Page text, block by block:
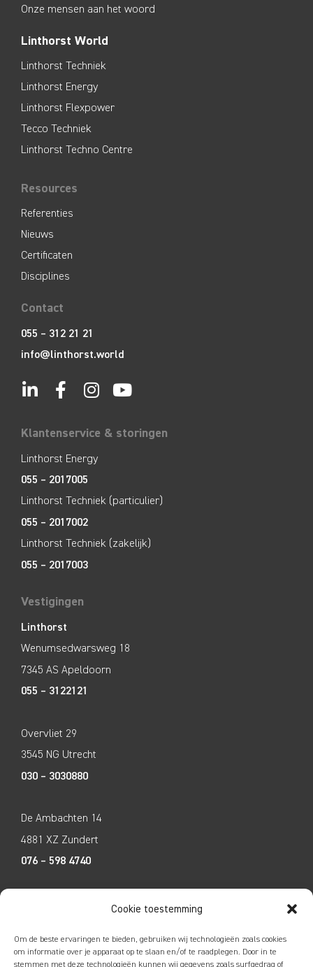
Cookie toestemming
Om de beste ervaringen te bieden, gebruiken wij technologieën zoals cookies
om informatie over je apparaat op te slaan en/of te raadplegen. Door in te
stemmen met deze technologieën kunnen wij gegevens zoals surfgedrag of
Onze mensen aan het woord
Linthorst World
Linthorst Techniek
Linthorst Energy
Linthorst Flexpower
Tecco Techniek
Linthorst Techno Centre
Resources
Referenties
Nieuws
Certificaten
Disciplines
Contact
055 – 312 21 21
info@linthorst.world
Klantenservice & storingen
Linthorst Energy
055 – 2017005
Linthorst Techniek (particulier)
055 – 2017002
Linthorst Techniek (zakelijk)
055 – 2017003
Vestigingen
Linthorst
Wenumsedwarsweg 18
7345 AS Apeldoorn
055 – 3122121
Overvliet 29
3545 NG Utrecht
030 – 3030880
De Ambachten 14
4881 XZ Zundert
076 – 598 4740
6365 ET Schinnen